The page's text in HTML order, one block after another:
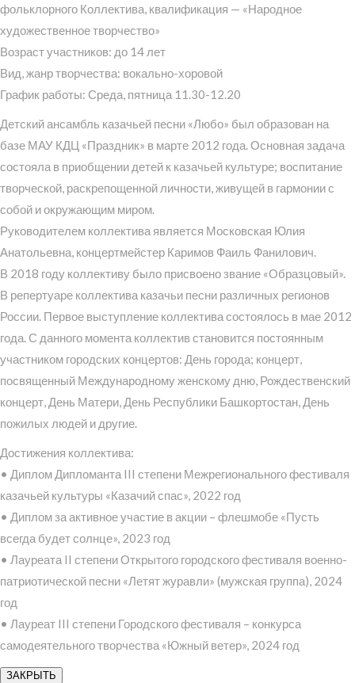
фольклорного Коллектива, квалификация — «Народное
художественное творчество»
Возраст участников: до 14 лет
Вид, жанр творчества: вокально-хоровой
График работы: Среда, пятница 11.30-12.20
Детский ансамбль казачьей песни «Любо» был образован на
базе МАУ КДЦ «Праздник» в марте 2012 года. Основная задача
состояла в приобщении детей к казачьей культуре; воспитание
творческой, раскрепощенной личности, живущей в гармонии с
собой и окружающим миром.
Руководителем коллектива является Московская Юлия
Анатольевна, концертмейстер Каримов Фаиль Фанилович.
В 2018 году коллективу было присвоено звание «Образцовый».
В репертуаре коллектива казачьи песни различных регионов
России. Первое выступление коллектива состоялось в мае 2012
года. С данного момента коллектив становится постоянным
участником городских концертов: День города; концерт,
посвященный Международному женскому дню, Рождественский
концерт, День Матери, День Республики Башкортостан, День
пожилых людей и другие.
Достижения коллектива:
• Диплом Дипломанта III степени Межрегионального фестиваля
казачьей культуры «Казачий спас», 2022 год
• Диплом за активное участие в акции – флешмобе «Пусть
всегда будет солнце», 2023 год
• Лауреата II степени Открытого городского фестиваля военно-
патриотической песни «Летят журавли» (мужская группа), 2024
год
• Лауреат III степени Городского фестиваля – конкурса
самодеятельного творчества «Южный ветер», 2024 год
ЗАКРЫТЬ